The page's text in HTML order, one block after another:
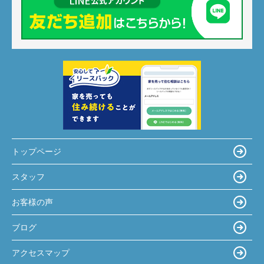
トップページ
スタッフ
お客様の声
ブログ
アクセスマップ